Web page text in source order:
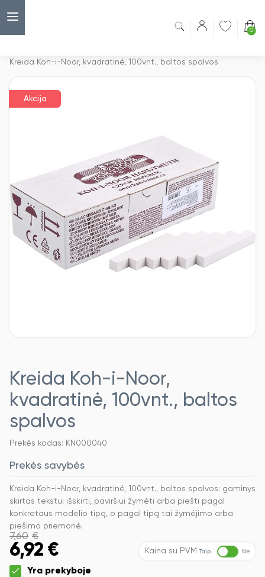
0
Kreida Koh-i-Noor, kvadratinė, 100vnt., baltos spalvos
Akcija
Kreida Koh-i-Noor,
kvadratinė, 100vnt., baltos
spalvos
Prekės kodas: KN000040
Prekės savybės
Kreida Koh-i-Noor, kvadratinė, 100vnt., baltos spalvos: gaminys
skirtas tekstui išskirti, paviršiui žymėti arba piešti pagal
konkretaus modelio tipą, o pagal tipą tai žymėjimo arba
piešimo priemonė.
7,60 €
6,92 € Kaina su PVM Taip Ne
Yra prekyboje